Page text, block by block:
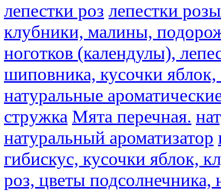
лепестки роз лепестки розы
клубники, малины,
ноготков (календулы),
шиповника, кусочки
натуральные
стружка Мята перечная.
натуральный ароматизатор
гибискус, кусочки яблок,
роз, цветы подсолнечника,